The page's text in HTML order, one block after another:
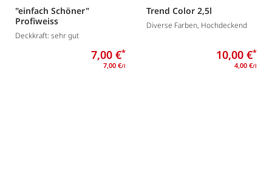
"einfach Schöner"
Profiweiss
Deckkraft: sehr gut
7,00 €*
7,00 €/l
Trend Color 2,5l
Diverse Farben, Hochdeckend
10,00 €*
4,00 €/l